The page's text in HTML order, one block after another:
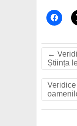
←
Știința